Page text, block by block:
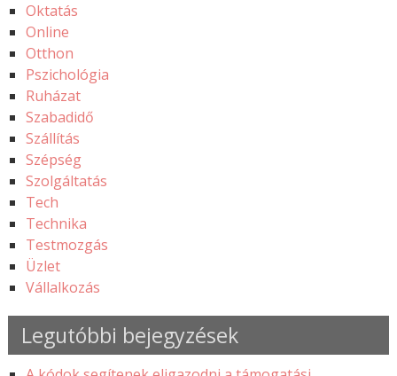
Oktatás
Online
Otthon
Pszichológia
Ruházat
Szabadidő
Szállítás
Szépség
Szolgáltatás
Tech
Technika
Testmozgás
Üzlet
Vállalkozás
Legutóbbi bejegyzések